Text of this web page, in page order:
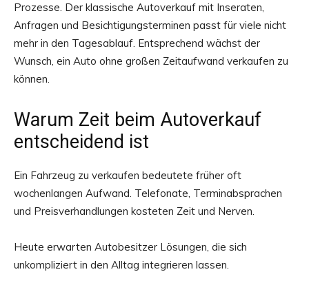
Prozesse. Der klassische Autoverkauf mit Inseraten,
Anfragen und Besichtigungsterminen passt für viele nicht
mehr in den Tagesablauf. Entsprechend wächst der
Wunsch, ein Auto ohne großen Zeitaufwand verkaufen zu
können.
Warum Zeit beim Autoverkauf
entscheidend ist
Ein Fahrzeug zu verkaufen bedeutete früher oft
wochenlangen Aufwand. Telefonate, Terminabsprachen
und Preisverhandlungen kosteten Zeit und Nerven.
Heute erwarten Autobesitzer Lösungen, die sich
unkompliziert in den Alltag integrieren lassen.